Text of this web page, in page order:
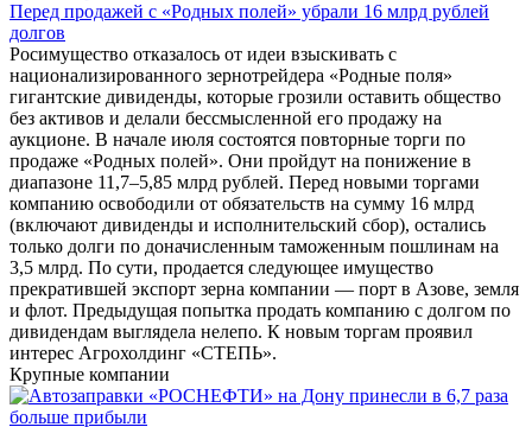
Перед продажей с «Родных полей» убрали 16 млрд рублей
долгов
Росимущество отказалось от идеи взыскивать с
национализированного зернотрейдера «Родные поля»
гигантские дивиденды, которые грозили оставить общество
без активов и делали бессмысленной его продажу на
аукционе. В начале июля состоятся повторные торги по
продаже «Родных полей». Они пройдут на понижение в
диапазоне 11,7–5,85 млрд рублей. Перед новыми торгами
компанию освободили от обязательств на сумму 16 млрд
(включают дивиденды и исполнительский сбор), остались
только долги по доначисленным таможенным пошлинам на
3,5 млрд. По сути, продается следующее имущество
прекратившей экспорт зерна компании — порт в Азове, земля
и флот. Предыдущая попытка продать компанию с долгом по
дивидендам выглядела нелепо. К новым торгам проявил
интерес Агрохолдинг «СТЕПЬ».
Крупные компании